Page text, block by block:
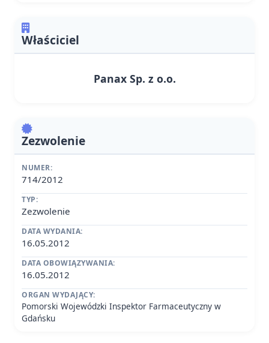
Właściciel
Panax Sp. z o.o.
Zezwolenie
NUMER:
714/2012
TYP:
Zezwolenie
DATA WYDANIA:
16.05.2012
DATA OBOWIĄZYWANIA:
16.05.2012
ORGAN WYDAJĄCY:
Pomorski Wojewódzki Inspektor Farmaceutyczny w
Gdańsku